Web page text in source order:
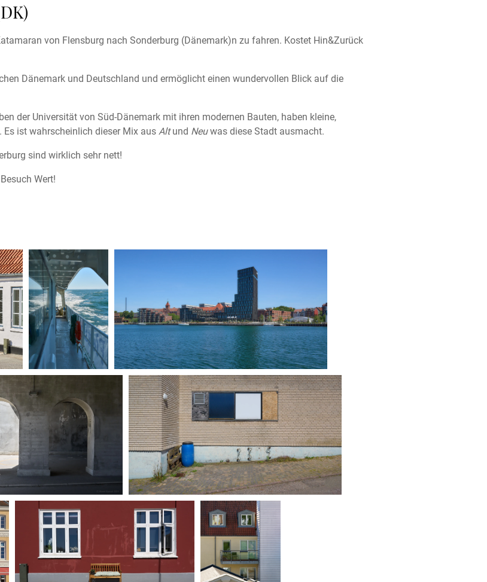
von Flensburg nach Sonderburg (Dänemark)n zu fahren. Kostet Hin&Zurück
Dänemark und Deutschland und ermöglicht einen wundervollen Blick auf die
der Universität von Süd-Dänemark mit ihren modernen Bauten, haben kleine,
Es ist wahrscheinlich dieser Mix aus Altund Neuwas diese Stadt ausmacht.
sind wirklich sehr nett!
Wert!